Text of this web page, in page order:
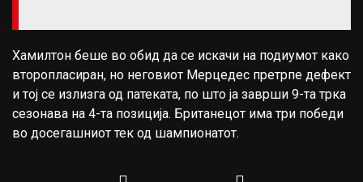
Хамилтон беше во обид да се искачи на подиумот како
второпласиран, но неговиот Мерцедес претрпе дефект
и тој се излизга од патеката, по што ја заврши 9-та трка
сезонава на 4-та позиција. Британецот има три победи
во досегашниот тек од шампионатот.